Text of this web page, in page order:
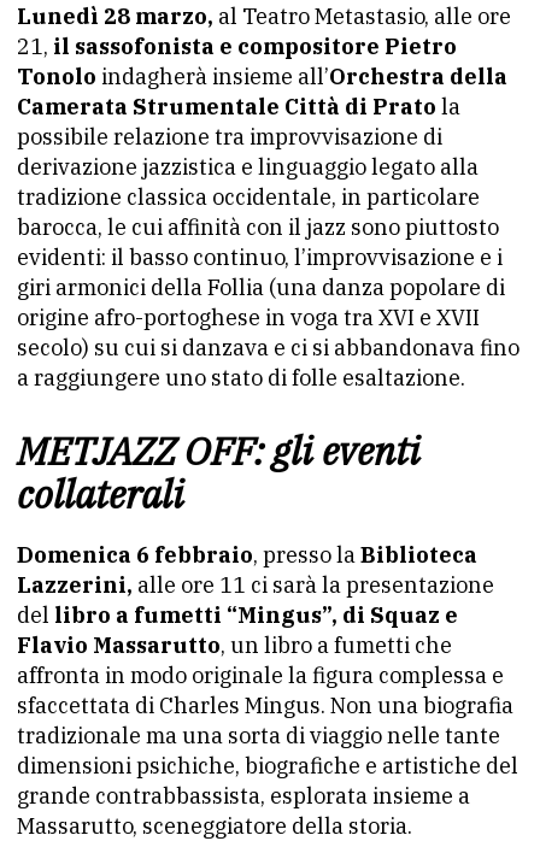
Lunedì 28 marzo, al Teatro Metastasio, alle ore
21, il sassofonista e compositore Pietro
Tonolo indagherà insieme all’Orchestra della
Camerata Strumentale Città di Prato la
possibile relazione tra improvvisazione di
derivazione jazzistica e linguaggio legato alla
tradizione classica occidentale, in particolare
barocca, le cui affinità con il jazz sono piuttosto
evidenti: il basso continuo, l’improvvisazione e i
giri armonici della Follia (una danza popolare di
origine afro-portoghese in voga tra XVI e XVII
secolo) su cui si danzava e ci si abbandonava fino
a raggiungere uno stato di folle esaltazione.
METJAZZ OFF: gli eventi
collaterali
Domenica 6 febbraio, presso laBiblioteca
Lazzerini, alle ore 11 ci sarà la presentazione
del libro a fumetti “Mingus”, di Squaz e
Flavio Massarutto, un libro a fumetti che
affronta in modo originale la figura complessa e
sfaccettata di Charles Mingus. Non una biografia
tradizionale ma una sorta di viaggio nelle tante
dimensioni psichiche, biografiche e artistiche del
grande contrabbassista, esplorata insieme a
Massarutto, sceneggiatore della storia.